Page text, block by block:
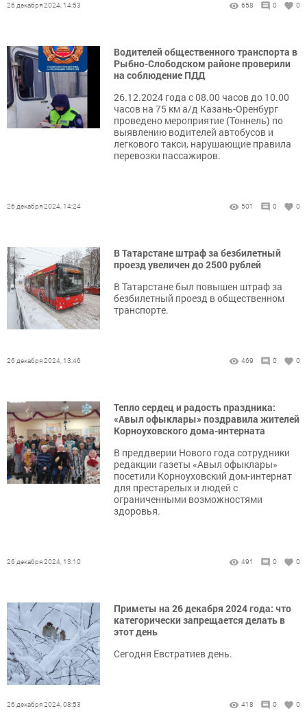
26 декабря 2024, 14:53 658 0 0
Водителей общественного транспорта в
Рыбно-Слободском районе проверили
на соблюдение ПДД
26.12.2024 года с 08.00 часов до 10.00
часов на 75 км а/д Казань-Оренбург
проведено мероприятие (Тоннель) по
выявлению водителей автобусов и
легкового такси, нарушающие правила
перевозки пассажиров.
26 декабря 2024, 14:24 501 0 0
В Татарстане штраф за безбилетный
проезд увеличен до 2500 рублей
В Татарстане был повышен штраф за
безбилетный проезд в общественном
транспорте.
26 декабря 2024, 13:46 469 0 0
Тепло сердец и радость праздника:
«Авыл офыклары» поздравила жителей
Корноуховского дома-интерната
В преддверии Нового года сотрудники
редакции газеты «Авыл офыклары»
посетили Корноуховский дом-интернат
для престарелых и людей с
ограниченными возможностями
здоровья.
26 декабря 2024, 13:10 491 0 0
Приметы на 26 декабря 2024 года: что
категорически запрещается делать в
этот день
Сегодня Евстратиев день.
26 декабря 2024, 08:53 418 0 0